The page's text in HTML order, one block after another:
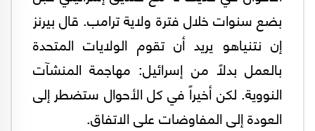
بضع سنوات خلال فترة ولاية ترامب. قال بيرنز
إن نتنياهو يريد أن تقوم الولايات المتحدة
بالعمل بدلاً من إسرائيل: مهاجمة المنشآت
النووية. لكن أخيراً في كل الأحوال ستضطر إلى
العودة إلى المفاوضات على الاتفاق.